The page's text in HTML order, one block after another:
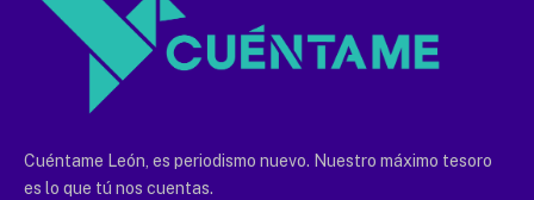
Cuéntame León, es periodismo nuevo. Nuestro máximo tesoro
es lo que tú nos cuentas.